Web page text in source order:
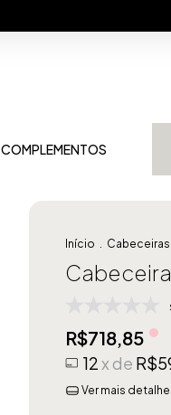
COMPLEMENTOS
Início .
R$718,85
12x de
Ver mais